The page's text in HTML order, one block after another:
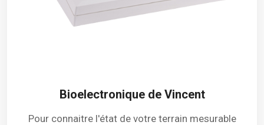
Bioelectronique de Vincent
Pour connaitre l'état de votre terrain mesurable